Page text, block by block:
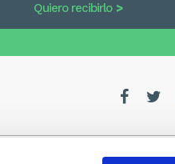
Quiero recibirlo